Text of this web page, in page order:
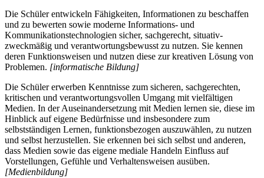
Die Schüler entwickeln Fähigkeiten, Informationen zu beschaffen
und zu bewerten sowie moderne Informations- und
Kommunikationstechnologien sicher, sachgerecht, situativ-
zweckmäßig und verantwortungsbewusst zu nutzen. Sie kennen
deren Funktionsweisen und nutzen diese zur kreativen Lösung von
Problemen. [informatische Bildung]
Die Schüler erwerben Kenntnisse zum sicheren, sachgerechten,
kritischen und verantwortungsvollen Umgang mit vielfältigen
Medien. In der Auseinandersetzung mit Medien lernen sie, diese im
Hinblick auf eigene Bedürfnisse und insbesondere zum
selbstständigen Lernen, funktionsbezogen auszuwählen, zu nutzen
und selbst herzustellen. Sie erkennen bei sich selbst und anderen,
dass Medien sowie das eigene mediale Handeln Einfluss auf
Vorstellungen, Gefühle und Verhaltensweisen ausüben.
[Medienbildung]